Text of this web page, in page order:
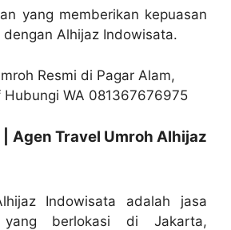
yang memberikan kepuasan
Alhijaz Indowisata.
Agen Travel Umroh Alhijaz
Indowisata adalah jasa
berlokasi di Jakarta,